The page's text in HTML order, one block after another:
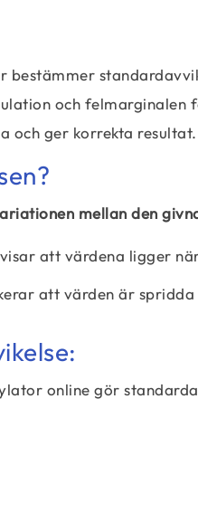
och felmarginalen
och ger korrekta resultat.
mellan den
att värdena ligger
att värden är
online gör